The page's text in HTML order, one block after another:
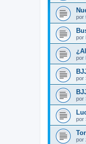
por
por
por
por
por
por
por